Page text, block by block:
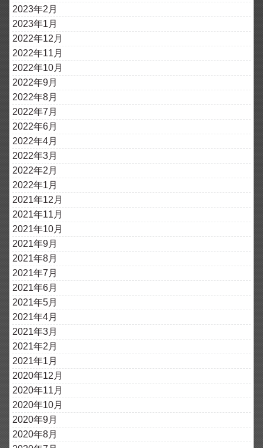
2023年2月
2023年1月
2022年12月
2022年11月
2022年10月
2022年9月
2022年8月
2022年7月
2022年6月
2022年4月
2022年3月
2022年2月
2022年1月
2021年12月
2021年11月
2021年10月
2021年9月
2021年8月
2021年7月
2021年6月
2021年5月
2021年4月
2021年3月
2021年2月
2021年1月
2020年12月
2020年11月
2020年10月
2020年9月
2020年8月